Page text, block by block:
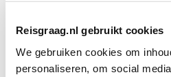
Reisgraag.nl gebruikt cookies
We gebruiken cookies om
personaliseren, om social